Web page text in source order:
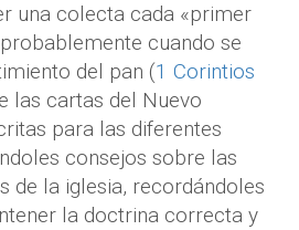
una colecta cada «primer
cuando se
del pan (1 Corintios
las cartas del Nuevo
para las diferentes
consejos sobre las
de la iglesia, recordándoles
la doctrina correcta y